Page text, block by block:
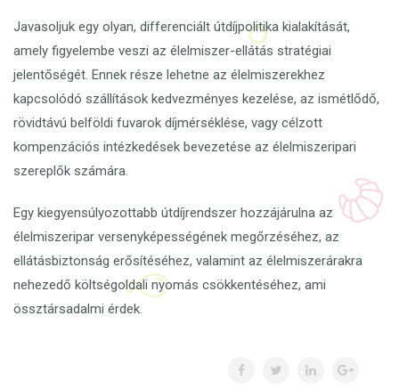
Javasoljuk egy olyan, differenciált útdíjpolitika kialakítását,
amely figyelembe veszi az élelmiszer-ellátás stratégiai
jelentőségét. Ennek része lehetne az élelmiszerekhez
kapcsolódó szállítások kedvezményes kezelése, az ismétlődő,
rövidtávú belföldi fuvarok díjmérséklése, vagy célzott
kompenzációs intézkedések bevezetése az élelmiszeripari
szereplők számára.
Egy kiegyensúlyozottabb útdíjrendszer hozzájárulna az
élelmiszeripar versenyképességének megőrzéséhez, az
ellátásbiztonság erősítéséhez, valamint az élelmiszerárakra
nehezedő költségoldali nyomás csökkentéséhez, ami
össztársadalmi érdek.